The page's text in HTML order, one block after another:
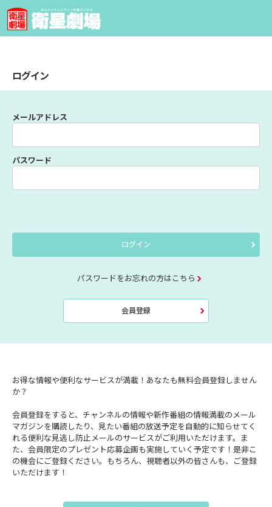
ログイン
メールアドレス
パスワード
ログイン
パスワードをお忘れの方はこちら
会員登録
お得な情報や便利なサービスが満載！あなたも無料会員登録しません
か？
会員登録をすると、チャンネルの情報や新作番組の情報満載のメール
マガジンを購読したり、見たい番組の放送予定を自動的に知らせてく
れる便利な見逃し防止メールのサービスがご利用いただけます。ま
た、会員限定のプレゼント応募企画も実施していく予定です！是非こ
の機会にご登録ください。もちろん、視聴者以外の皆さんも、ご登録
いただけます！